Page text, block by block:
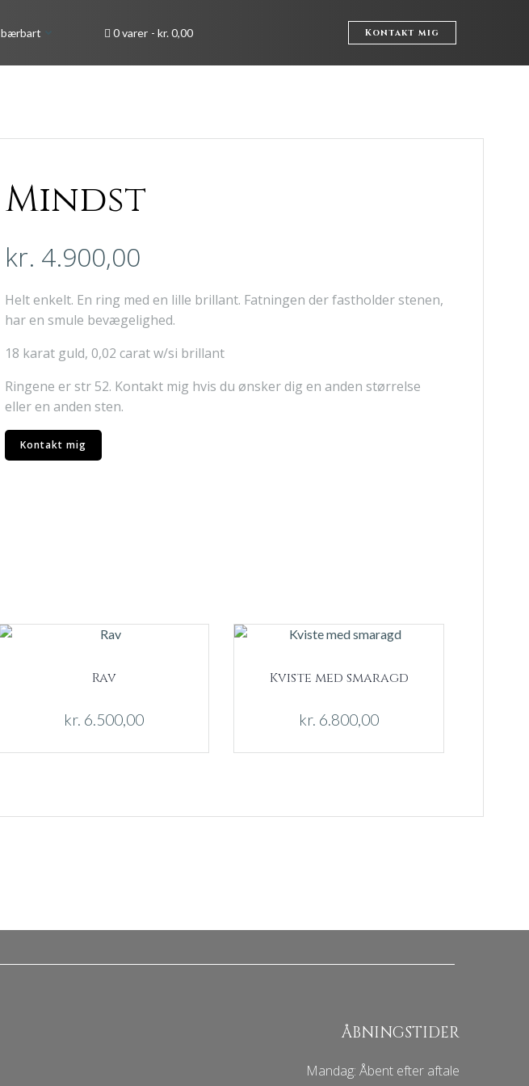
bærbart 0 varer kr. 0,00 Kontakt mig
Mindst
kr. 4.900,00
Helt enkelt. En ring med en lille brillant. Fatningen der fastholder stenen,
har en smule bevægelighed.
18 karat guld, 0,02 carat w/si brillant
Ringene er str 52. Kontakt mig hvis du ønsker dig en anden størrelse
eller en anden sten.
Kontakt mig
Rav
kr. 6.500,00
Kviste med smaragd
kr. 6.800,00
ÅBNINGSTIDER
Mandag: Åbent efter aftale